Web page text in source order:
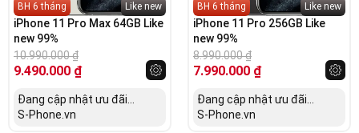
BH 6 tháng Like new
iPhone 11 Pro Max 64GB Like
new 99%
10.990.000₫
9.490.000 ₫
Đang cập nhật ưu đãi...
S-Phone.vn
BH 6 tháng Like new
iPhone 11 Pro 256GB Like
new 99%
8.990.000₫
7.990.000 ₫
Đang cập nhật ưu đãi...
S-Phone.vn